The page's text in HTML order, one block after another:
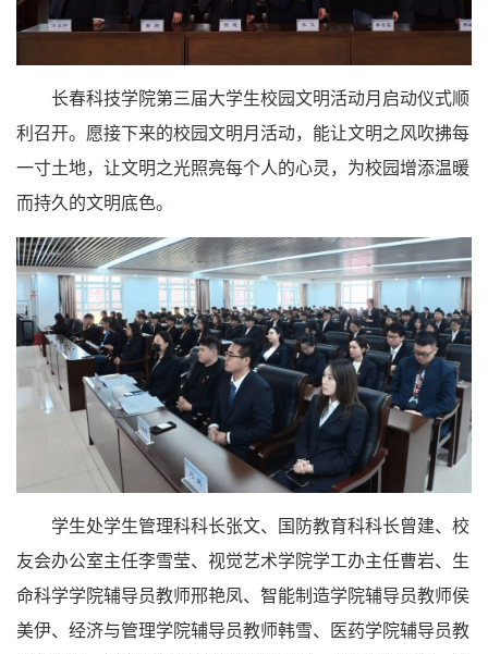
长春科技学院第三届大学生校园文明活动月启动仪式顺
利召开。愿接下来的校园文明月活动，能让文明之风吹拂每
一寸土地，让文明之光照亮每个人的心灵，为校园增添温暖
而持久的文明底色。
学生处学生管理科科长张文、国防教育科科长曾建、校
友会办公室主任李雪莹、视觉艺术学院学工办主任曹岩、生
命科学学院辅导员教师邢艳凤、智能制造学院辅导员教师侯
美伊、经济与管理学院辅导员教师韩雪、医药学院辅导员教